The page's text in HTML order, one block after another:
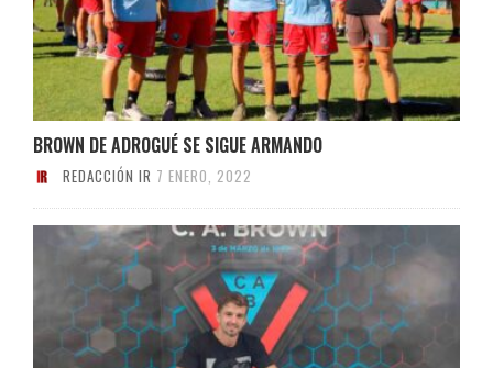
BROWN DE ADROGUÉ SE SIGUE ARMANDO
REDACCIÓN IR 7 ENERO, 2022